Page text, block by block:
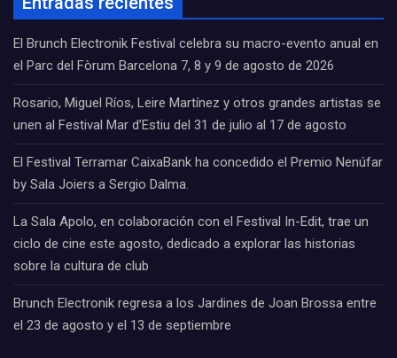
El Brunch Electronik Festival celebra su macro-evento anual en
el Parc del Fòrum Barcelona 7, 8 y 9 de agosto de 2026
Rosario, Miguel Ríos, Leire Martínez y otros grandes artistas se
unen al Festival Mar d’Estiu del 31 de julio al 17 de agosto
El Festival Terramar CaixaBank ha concedido el Premio Nenúfar
by Sala Joiers a Sergio Dalma.
La Sala Apolo, en colaboración con el Festival In-Edit, trae un
ciclo de cine este agosto, dedicado a explorar las historias
sobre la cultura de club
Brunch Electronik regresa a los Jardines de Joan Brossa entre
el 23 de agosto y el 13 de septiembre